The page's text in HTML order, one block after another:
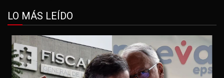
LO MÁS LEÍDO